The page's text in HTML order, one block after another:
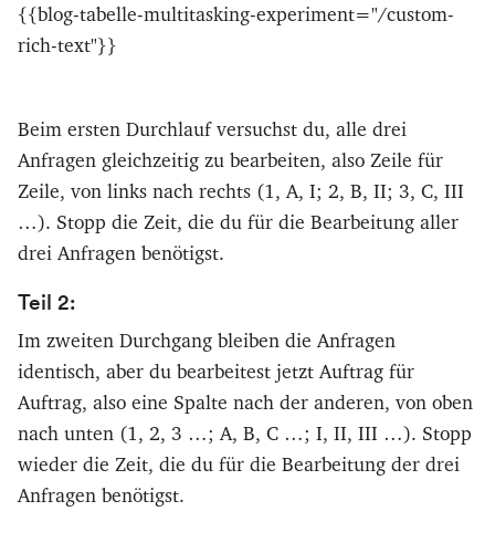
{{blog-tabelle-multitasking-experiment="/custom-
rich-text"}}
Beim ersten Durchlauf versuchst du, alle drei
Anfragen gleichzeitig zu bearbeiten, also Zeile für
Zeile, von links nach rechts (1, A, I; 2, B, II; 3, C, III
…). Stopp die Zeit, die du für die Bearbeitung aller
drei Anfragen benötigst.
Teil 2:
Im zweiten Durchgang bleiben die Anfragen
identisch, aber du bearbeitest jetzt Auftrag für
Auftrag, also eine Spalte nach der anderen, von oben
nach unten (1, 2, 3 …; A, B, C …; I, II, III …). Stopp
wieder die Zeit, die du für die Bearbeitung der drei
Anfragen benötigst.